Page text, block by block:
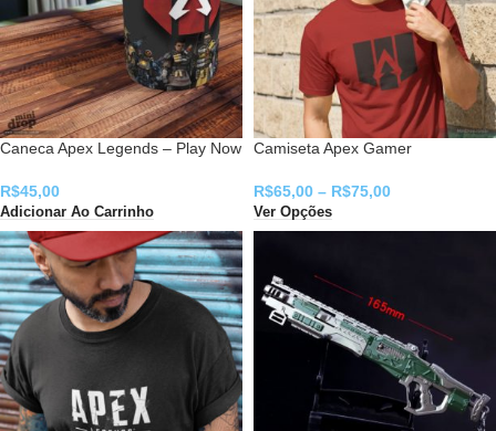
Caneca Apex Legends – Play Now
R$45,00
Adicionar Ao Carrinho
Camiseta Apex Gamer
R$65,00 – R$75,00
Ver Opções